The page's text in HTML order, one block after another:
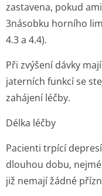
zastavena, pokud
3násobku horního
4.3 a 4.4).
Při zvýšení dávky
jaterních funkcí se
zahájení léčby.
Délka léčby
Pacienti trpící
dlouhou dobu,
již nemají žádné